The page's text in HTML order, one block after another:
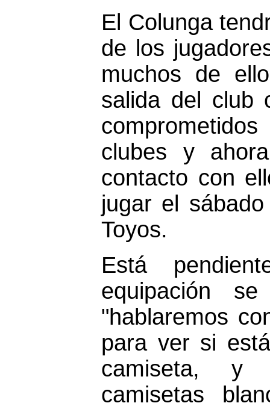
El Colunga
de los
muchos de
salida del club
clubes y
contacto con
jugar el
Toyos.
Está
equipación
"hablaremos
para ver si
camiseta, y
camisetas